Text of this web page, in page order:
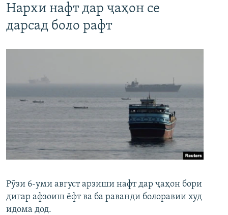
Нархи нафт дар ҷаҳон се
дарсад боло рафт
Рӯзи 6-уми август арзиши нафт дар ҷаҳон бори
дигар афзоиш ёфт ва ба раванди болоравии худ
идома дод.